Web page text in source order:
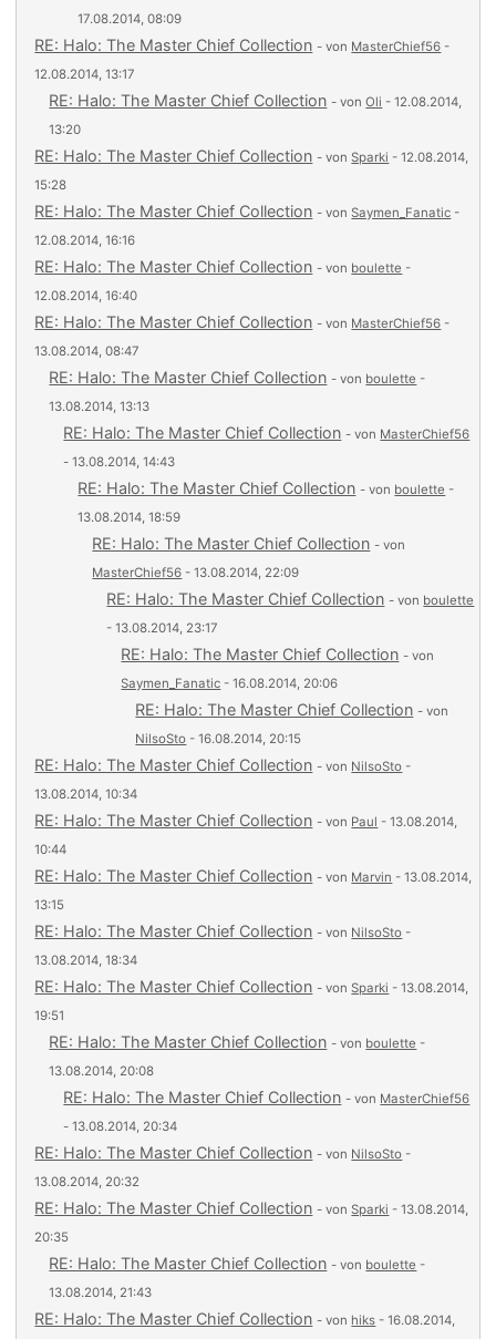
17.08.2014, 08:09
RE: Halo: The Master Chief Collection - von MasterChief56 -
12.08.2014, 13:17
RE: Halo: The Master Chief Collection - vonOli - 12.08.2014,
13:20
RE: Halo: The Master Chief Collection - vonSparki - 12.08.2014,
15:28
RE: Halo: The Master Chief Collection - vonSaymen_Fanatic -
12.08.2014, 16:16
RE: Halo: The Master Chief Collection - von boulette -
12.08.2014, 16:40
RE: Halo: The Master Chief Collection - von MasterChief56 -
13.08.2014, 08:47
RE: Halo: The Master Chief Collection - von boulette -
13.08.2014, 13:13
RE: Halo: The Master Chief Collection - von MasterChief56
- 13.08.2014, 14:43
RE: Halo: The Master Chief Collection - von boulette -
13.08.2014, 18:59
RE: Halo: The Master Chief Collection - von
MasterChief56 - 13.08.2014, 22:09
RE: Halo: The Master Chief Collection - von boulette
- 13.08.2014, 23:17
RE: Halo: The Master Chief Collection - von
Saymen_Fanatic - 16.08.2014, 20:06
RE: Halo: The Master Chief Collection - von
NilsoSto - 16.08.2014, 20:15
RE: Halo: The Master Chief Collection - von NilsoSto -
13.08.2014, 10:34
RE: Halo: The Master Chief Collection - von Paul - 13.08.2014,
10:44
RE: Halo: The Master Chief Collection - von Marvin - 13.08.2014,
13:15
RE: Halo: The Master Chief Collection - von NilsoSto -
13.08.2014, 18:34
RE: Halo: The Master Chief Collection - vonSparki - 13.08.2014,
19:51
RE: Halo: The Master Chief Collection - von boulette -
13.08.2014, 20:08
RE: Halo: The Master Chief Collection - von MasterChief56
- 13.08.2014, 20:34
RE: Halo: The Master Chief Collection - von NilsoSto -
13.08.2014, 20:32
RE: Halo: The Master Chief Collection - vonSparki - 13.08.2014,
20:35
RE: Halo: The Master Chief Collection - von boulette -
13.08.2014, 21:43
RE: Halo: The Master Chief Collection - von hiks - 16.08.2014,